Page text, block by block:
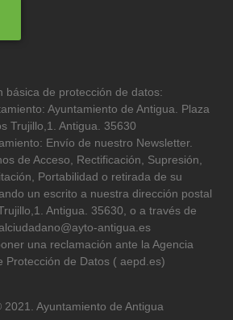
básica de protección de datos:
Ayuntamiento de Antigua. Plaza
Trujillo,1. Antigua. 35630
Envío de nuestro Newsletter.
de Acceso, Rectificación, Supresión,
Portabilidad o retirada de su
un escrito a nuestra dirección postal
Antigua. 35630, o a través de
antigua.es
una reclamación ante la Agencia
Protección de Datos ( aepd.es)
2021. Ayuntamiento de Antigua